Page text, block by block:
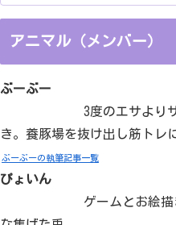
アニマル（メンバー）
ぶーぶー
3度のエサより
き。養豚場を抜け出し筋トレ
ぶーぶーの執筆記事一覧
ぴょいん
ゲームとお絵